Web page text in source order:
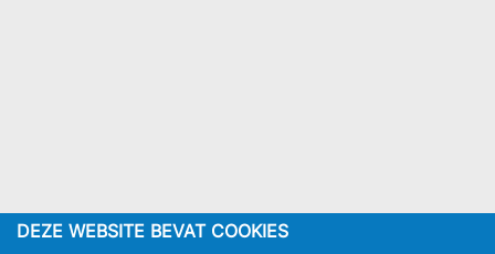
DEZE WEBSITE BEVAT COOKIES